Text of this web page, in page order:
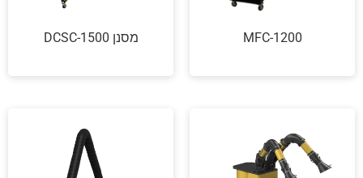
MFC-1200 מסנן DCSC-1500